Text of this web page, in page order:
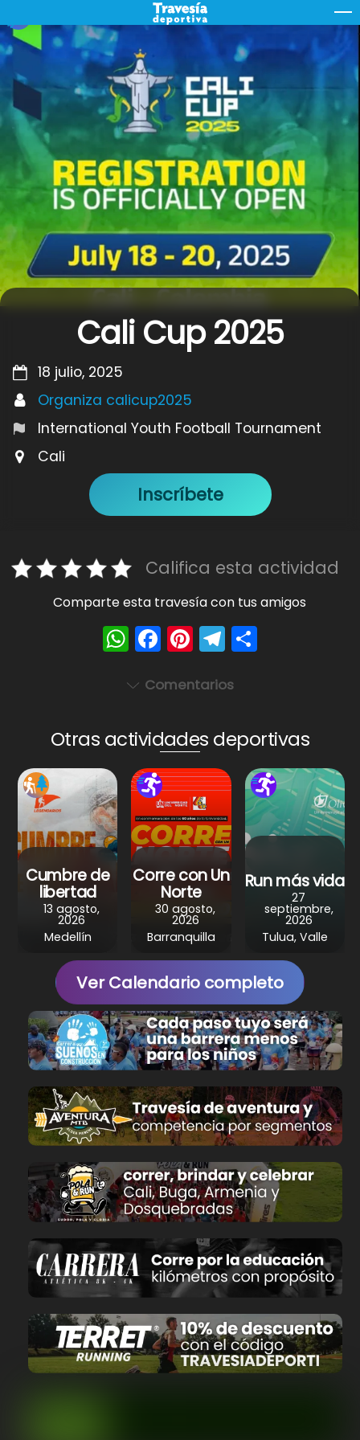
to
content
Cali Cup 2025
18 julio, 2025
Organiza calicup2025
International Youth Football Tournament
Cali
Inscríbete
Califica esta actividad
Comparte esta travesía con tus amigos
W
h
a
A
p
p
F
a
c
b
o
o
k
Pi
nt
er
st
T
el
e
a
m
Comentarios
Otras actividades deportivas
Cumbre de
libertad
13 agosto,
2026
Medellín
Corre con Un
Norte
30 agosto,
2026
Barranquilla
Run más vida
27
septiembre,
2026
Tulua, Valle
Ver Calendario completo